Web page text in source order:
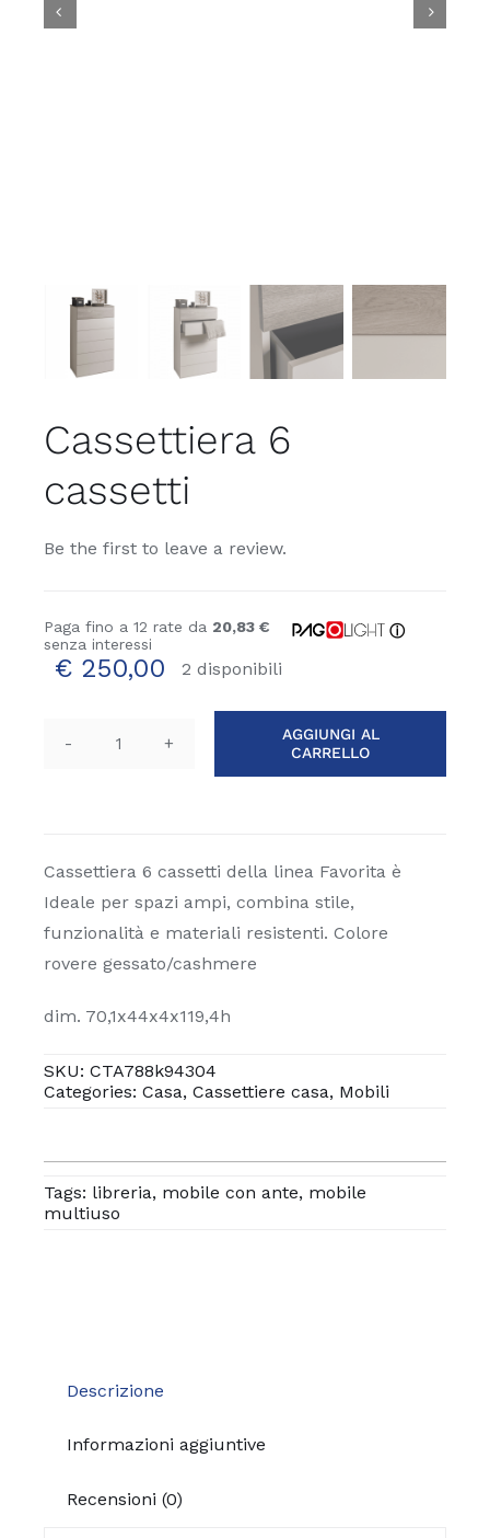
 
Cassettiera 6
cassetti
Be the first to leave a review.
€250,00
Paga fino a 12 rate da 20,83 €
senza interessi
ⓘ
2 disponibili
AGGIUNGI AL
CARRELLO
Cassettiera 6 cassetti della linea Favorita è
Ideale per spazi ampi, combina stile,
funzionalità e materiali resistenti. Colore
rovere gessato/cashmere
dim. 70,1x44x4x119,4h
SKU: CTA788k94304
Categories: Casa, Cassettiere casa, Mobili
Tags: libreria, mobile con ante, mobile
multiuso
Descrizione
Informazioni aggiuntive
Recensioni (0)